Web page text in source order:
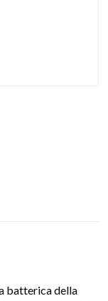
batterica della